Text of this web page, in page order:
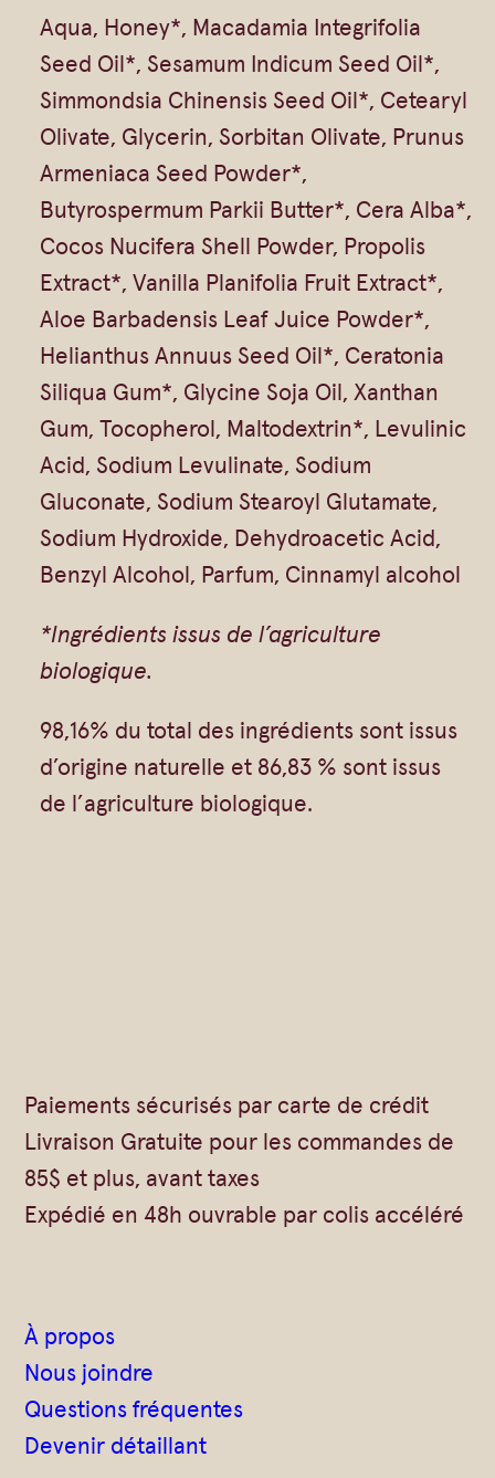
Aqua, Honey*, Macadamia Integrifolia
Seed Oil*, Sesamum Indicum Seed Oil*,
Simmondsia Chinensis Seed Oil*, Cetearyl
Olivate, Glycerin, Sorbitan Olivate, Prunus
Armeniaca Seed Powder*,
Butyrospermum Parkii Butter*, Cera Alba*,
Cocos Nucifera Shell Powder, Propolis
Extract*, Vanilla Planifolia Fruit Extract*,
Aloe Barbadensis Leaf Juice Powder*,
Helianthus Annuus Seed Oil*, Ceratonia
Siliqua Gum*, Glycine Soja Oil, Xanthan
Gum, Tocopherol, Maltodextrin*, Levulinic
Acid, Sodium Levulinate, Sodium
Gluconate, Sodium Stearoyl Glutamate,
Sodium Hydroxide, Dehydroacetic Acid,
Benzyl Alcohol, Parfum, Cinnamyl alcohol
*Ingrédients issus de l’agriculture
biologique.
98,16% du total des ingrédients sont issus
d’origine naturelle et 86,83 % sont issus
de l’agriculture biologique.
Paiements sécurisés par carte de crédit
Livraison Gratuite pour les commandes de
85$ et plus, avant taxes
Expédié en 48h ouvrable par colis accéléré
À propos
Nous joindre
Questions fréquentes
Devenir détaillant